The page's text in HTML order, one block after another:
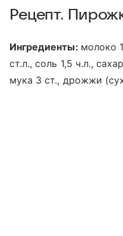
Рецепт.
Ингредиенты: молоко
ст.л., соль 1,5 ч.л.,
мука 3 ст., дрожжи